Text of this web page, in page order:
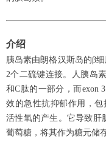
介绍
胰岛素由朗格汉斯岛的β
2个二硫键连接。人胰岛
和C肽的一部分，而exon
效的急性抗抑郁作用，包
活性氧的产生。它导致肝
葡萄糖，将其作为糖元储